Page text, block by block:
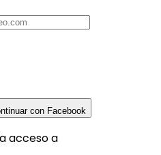
con Facebook
acceso a